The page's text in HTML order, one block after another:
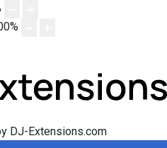
%
DJ-Extensions.com